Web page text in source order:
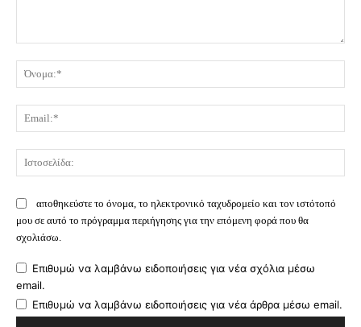
αποθηκεύστε το όνομα, το ηλεκτρονικό ταχυδρομείο και τον ιστότοπό
μου σε αυτό το πρόγραμμα περιήγησης για την επόμενη φορά που θα
σχολιάσω.
Επιθυμώ να λαμβάνω ειδοποιήσεις για νέα σχόλια μέσω
email.
Επιθυμώ να λαμβάνω ειδοποιήσεις για νέα άρθρα μέσω email.